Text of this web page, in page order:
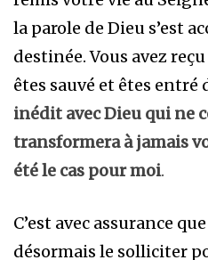
la parole de Dieu s’est
destinée. Vous avez
êtes sauvé et êtes entré
inédit avec Dieu qui ne
transformera à jamais
été le cas pour moi.
C’est avec assurance
désormais le solliciter